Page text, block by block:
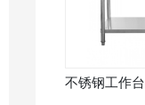
不锈钢工作台